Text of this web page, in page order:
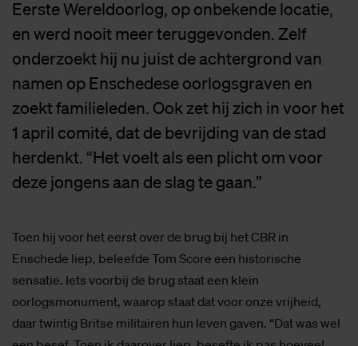
Eerste Wereldoorlog, op onbekende locatie,
en werd nooit meer teruggevonden. Zelf
onderzoekt hij nu juist de achtergrond van
namen op Enschedese oorlogsgraven en
zoekt familieleden. Ook zet hij zich in voor het
1 april comité, dat de bevrijding van de stad
herdenkt. “Het voelt als een plicht om voor
deze jongens aan de slag te gaan.”
Toen hij voor het eerst over de brug bij het CBR in
Enschede liep, beleefde Tom Score een historische
sensatie. Iets voorbij de brug staat een klein
oorlogsmonument, waarop staat dat voor onze vrijheid,
daar twintig Britse militairen hun leven gaven. “Dat was wel